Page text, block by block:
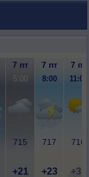
7 пт 7 пт 7 пт
5:00 8:00 11:00
715 717 716
+21 +23 +31